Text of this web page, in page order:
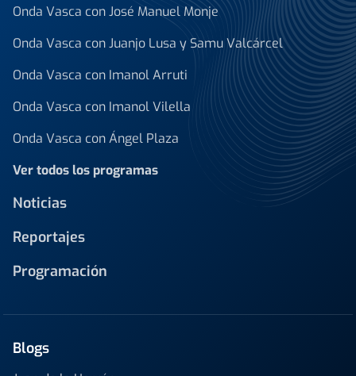
Onda Vasca con José Manuel Monje
Onda Vasca con Juanjo Lusa y Samu Valcárcel
Onda Vasca con Imanol Arruti
Onda Vasca con Imanol Vilella
Onda Vasca con Ángel Plaza
Ver todos los programas
Noticias
Reportajes
Programación
Blogs